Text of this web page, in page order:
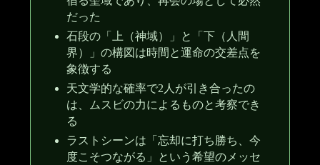
だった
石段の「上（神域）」と「下（人間
界）」の構図は時間と運命の交差点を
象徴する
天文学的な確率で2人が引き合ったの
は、ムスビの力によるものと考察でき
る
ラストシーンは「忘却に打ち勝ち、今
度こそつながる」という希望のメッセ